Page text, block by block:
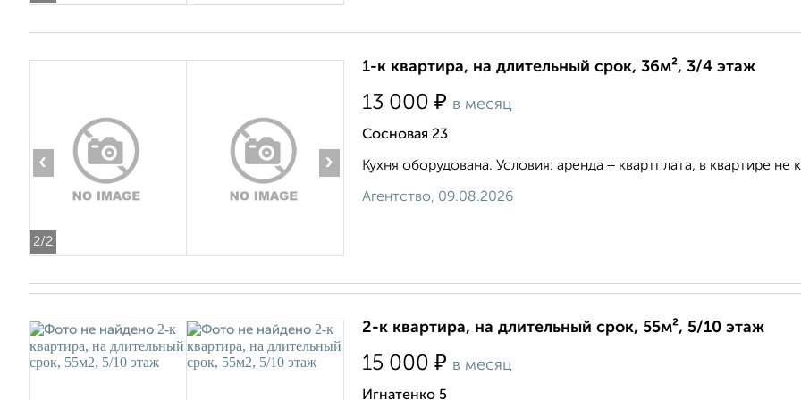
2/2
‹ ›
1-к квартира, на длительный срок, 36м², 3/4 этаж
13 000 ₽ в месяц
Сосновая 23
Кухня оборудована. Условия: аренда + квартплата, в квартире не
Агентство, 09.08.2026
2-к квартира, на длительный срок, 55м², 5/10 этаж
15 000 ₽ в месяц
Игнатенко 5